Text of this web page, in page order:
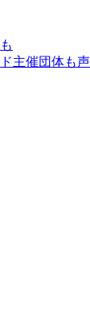
主催団体も